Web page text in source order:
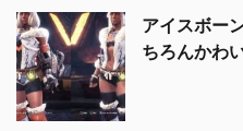
アイスボー
ちろんかわ